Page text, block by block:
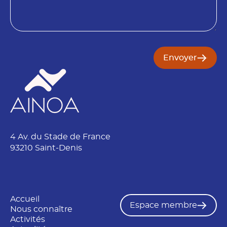
n
Envoyer
4 Av. du Stade de France
93210 Saint-Denis
Accueil
Nous connaître
Activités
Espace membre